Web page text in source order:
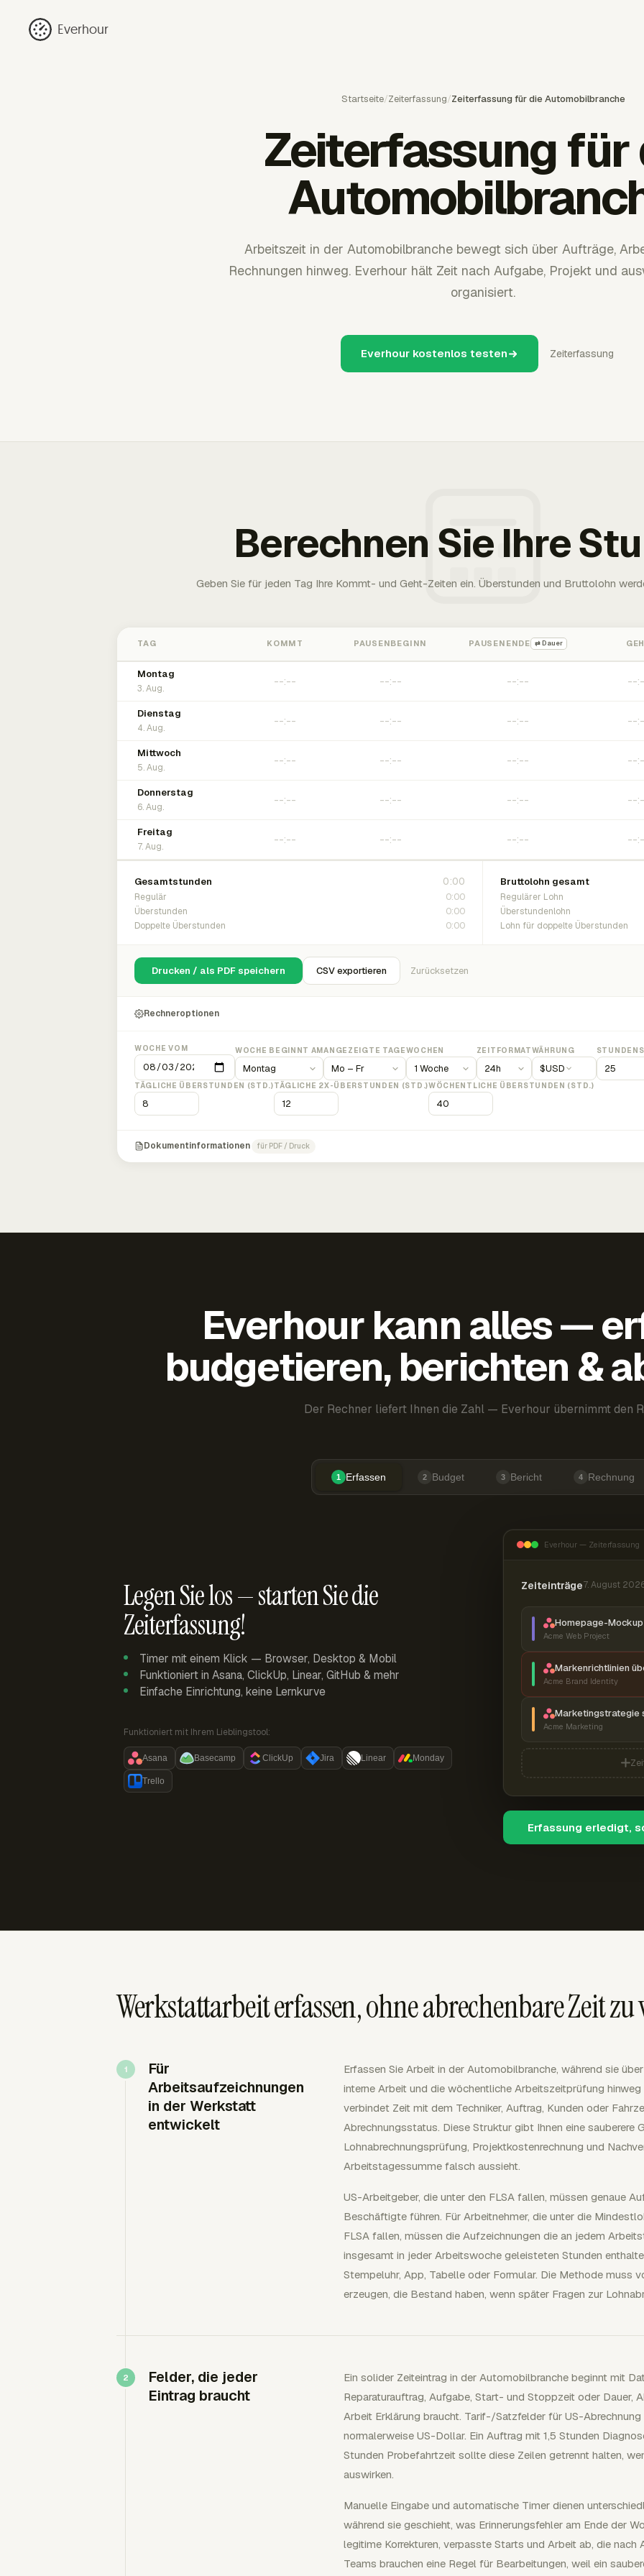
Everhour
Startseite/Zeiterfassung/Zeiterfassung für die Automobilbranche
Zeiterfassung für
Arbeitszeit in der Automobilbranche bewegt sich über Aufträge,
Rechnungen hinweg. Everhour hält Zeit nach Aufgabe, Projekt und
organisiert.
Everhour kostenlos testen Zeiterfassung
Berechnen Sie Ihre
Geben Sie für jeden Tag Ihre Kommt- und Geht-Zeiten ein. Überstunden und Bruttolohn
TAG KOMMT PAUSENBEGINN PAUSENENDE ⇄ Dauer
Montag
3. Aug.
Dienstag
4. Aug.
Mittwoch
5. Aug.
Donnerstag
6. Aug.
Freitag
7. Aug.
Gesamtstunden 0:00
Regulär 0:00
Überstunden 0:00
Doppelte Überstunden 0:00
Bruttolohn gesamt
Regulärer Lohn
Überstundenlohn
Lohn für doppelte Überstunden
Drucken / als PDF speichern CSV exportieren Zurücksetzen
Rechneroptionen
WOCHE VOM WOCHE BEGINNT AMANGEZEIGTE TAGEWOCHEN ZEITFORMATWÄHRUNG
$USD
TÄGLICHE ÜBERSTUNDEN (STD.)TÄGLICHE 2X-ÜBERSTUNDEN (STD.)WÖCHENTLICHE ÜBERSTUNDEN (STD.)
Dokumentinformationen für PDF / Druck
Everhour kann alles —
budgetieren, berichten &
Der Rechner liefert Ihnen die Zahl — Everhour übernimmt den
1 Erfassen 2 Budget 3 Bericht 4 Rechnung
Legen Sie los — starten Sie die
Zeiterfassung!
Timer mit einem Klick — Browser, Desktop & Mobil
Funktioniert in Asana, ClickUp, Linear, GitHub & mehr
Einfache Einrichtung, keine Lernkurve
Funktioniert mit Ihrem Lieblingstool:
Asana Basecamp ClickUp Jira Linear Monday
Trello
Everhour — Zeiterfassung
Zeiteinträge7. August
Homepage-
Acme Web Project
Markenrichtlinien
Acme Brand Identity
Marketingstrategie
Acme Marketing
Erfassung erledigt,
Werkstattarbeit erfassen, ohne abrechenbare Zeit
Für
Arbeitsaufzeichnungen
in der Werkstatt
entwickelt
Erfassen Sie Arbeit in der Automobilbranche, während sie
interne Arbeit und die wöchentliche Arbeitszeitprüfung
verbindet Zeit mit dem Techniker, Auftrag, Kunden oder
Abrechnungsstatus. Diese Struktur gibt Ihnen eine sauberere
Lohnabrechnungsprüfung, Projektkostenrechnung und
Arbeitstagessumme falsch aussieht.
US-Arbeitgeber, die unter den FLSA fallen, müssen genaue
Beschäftigte führen. Für Arbeitnehmer, die unter die
FLSA fallen, müssen die Aufzeichnungen die an jedem
insgesamt in jeder Arbeitswoche geleisteten Stunden
Stempeluhr, App, Tabelle oder Formular. Die Methode muss
erzeugen, die Bestand haben, wenn später Fragen zur
Felder, die jeder
Eintrag braucht
Ein solider Zeiteintrag in der Automobilbranche beginnt mit
Reparaturauftrag, Aufgabe, Start- und Stoppzeit oder Dauer,
Arbeit Erklärung braucht. Tarif-/Satzfelder für US-
normalerweise US-Dollar. Ein Auftrag mit 1,5 Stunden
Stunden Probefahrtzeit sollte diese Zeilen getrennt halten,
auswirken.
Manuelle Eingabe und automatische Timer dienen
während sie geschieht, was Erinnerungsfehler am Ende der
legitime Korrekturen, verpasste Starts und Arbeit ab, die
Teams brauchen eine Regel für Bearbeitungen, weil ein